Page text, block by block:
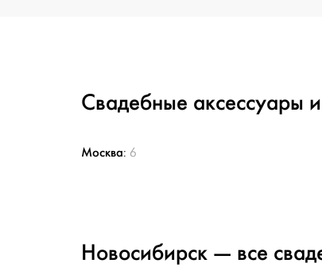
Свадебные аксессуары
Москва: 6
Новосибирск — все